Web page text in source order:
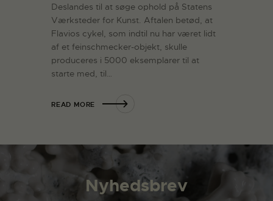
Deslandes til at søge ophold på Statens
Værksteder for Kunst. Aftalen betød, at
Flavios cykel, som indtil nu har været lidt
af et feinschmecker-objekt, skulle
produceres i 5000 eksemplarer til at
starte med, til…
READ MORE
Nyhedsbrev